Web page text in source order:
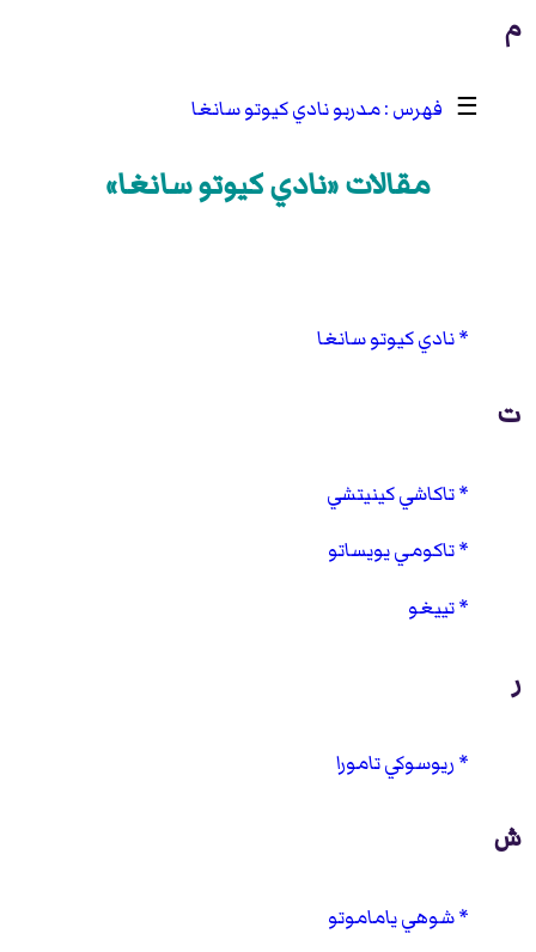
م
☰ مدربو نادي كيوتو سانغا
مقالات «نادي كيوتو سانغا»
نادي كيوتو سانغا
ت
تاكاشي كينيتشي
تاكومي يويساتو
تييغو
ر
ريوسوكي تامورا
ش
شوهي ياماموتو